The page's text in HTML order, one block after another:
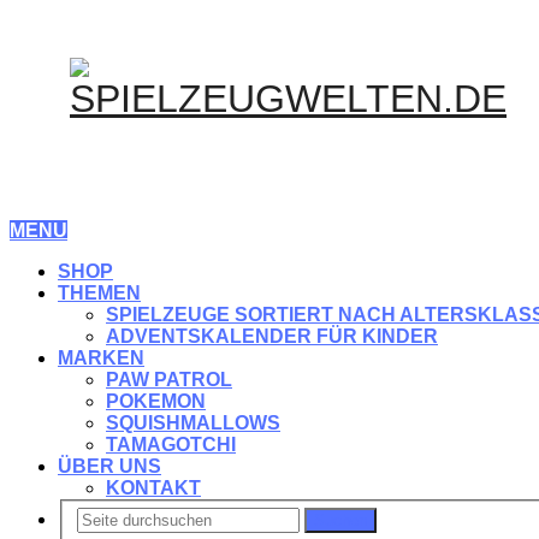
MENU
SHOP
THEMEN
SPIELZEUGE SORTIERT NACH
ADVENTSKALENDER FÜR KINDER
MARKEN
PAW PATROL
POKEMON
SQUISHMALLOWS
TAMAGOTCHI
ÜBER UNS
KONTAKT